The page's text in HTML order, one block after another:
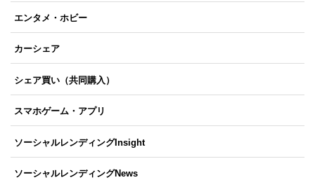
エンタメ・ホビー
カーシェア
シェア買い（共同購入）
スマホゲーム・アプリ
ソーシャルレンディングInsight
ソーシャルレンディングNews